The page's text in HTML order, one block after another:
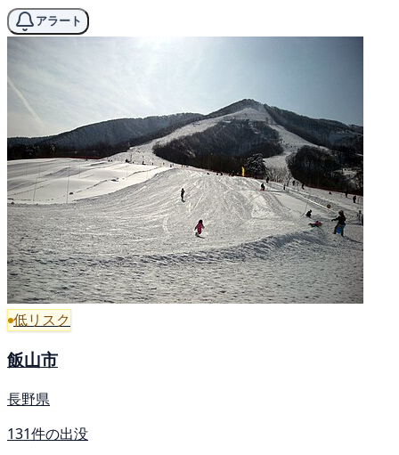
アラート
低リスク
飯山市
長野県
131件の出没